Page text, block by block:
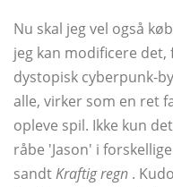
Nu skal jeg vel også
jeg kan modificere
dystopisk cyberpunk-
alle, virker som en ret
opleve spil. Ikke kun
råbe 'Jason' i
sandtKraftig regn .